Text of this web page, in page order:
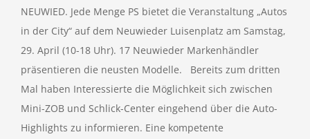
NEUWIED. Jede Menge PS bietet die Veranstaltung „Autos
in der City“ auf dem Neuwieder Luisenplatz am Samstag,
29. April (10-18 Uhr). 17 Neuwieder Markenhändler
präsentieren die neusten Modelle. Bereits zum dritten
Mal haben Interessierte die Möglichkeit sich zwischen
Mini-ZOB und Schlick-Center eingehend über die Auto-
Highlights zu informieren. Eine kompetente